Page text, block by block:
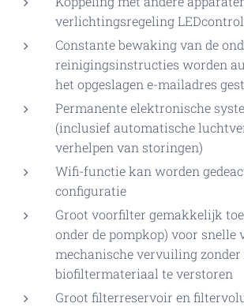
verlichtingsregeling
Constante bewaking van de
reinigingsinstructies worden
het opgeslagen e-mailadres
Permanente elektronische
(inclusief automatische
verhelpen van storingen)
Wifi-functie kan worden
configuratie
Groot voorfilter gemakkelijk
onder de pompkop) voor
mechanische vervuiling zonder
biofiltermateriaal te verstoren
Groot filterreservoir en